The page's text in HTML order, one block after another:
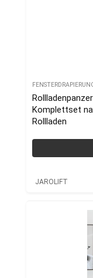
Komplettset
Rollladen
JAROLIFT